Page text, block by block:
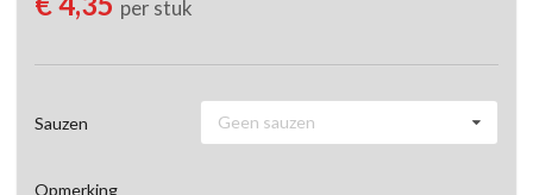
per stuk
Sauzen Geen sauzen
Opmerking